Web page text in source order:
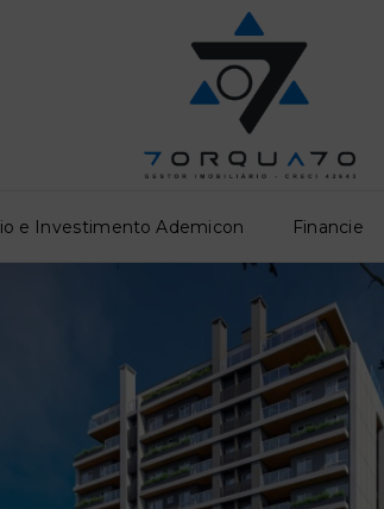
e Investimento Ademicon Financie